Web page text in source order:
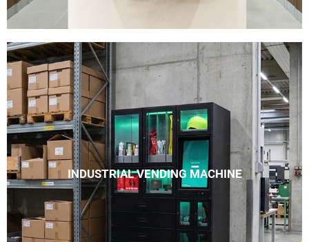
INDUSTRIAL VENDING MACHINE